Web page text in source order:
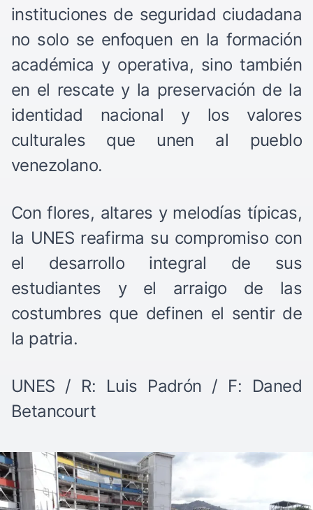
instituciones de seguridad ciudadana
no solo se enfoquen en la formación
académica y operativa, sino también
en el rescate y la preservación de la
identidad nacional y los valores
culturales que unen al pueblo
venezolano.
Con flores, altares y melodías típicas,
la UNES reafirma su compromiso con
el desarrollo integral de sus
estudiantes y el arraigo de las
costumbres que definen el sentir de
la patria.
UNES / R: Luis Padrón / F: Daned
Betancourt